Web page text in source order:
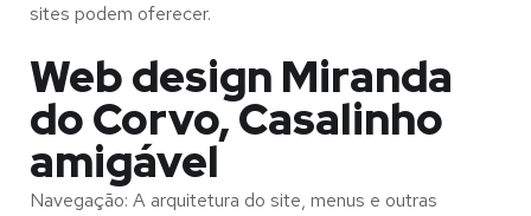
sites podem oferecer.
Web design Miranda
do Corvo, Casalinho
amigável
Navegação: A arquitetura do site, menus e outras